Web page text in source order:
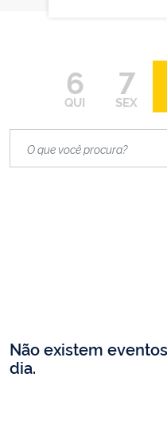
6
QUI
7
SEX
Não existem
dia.